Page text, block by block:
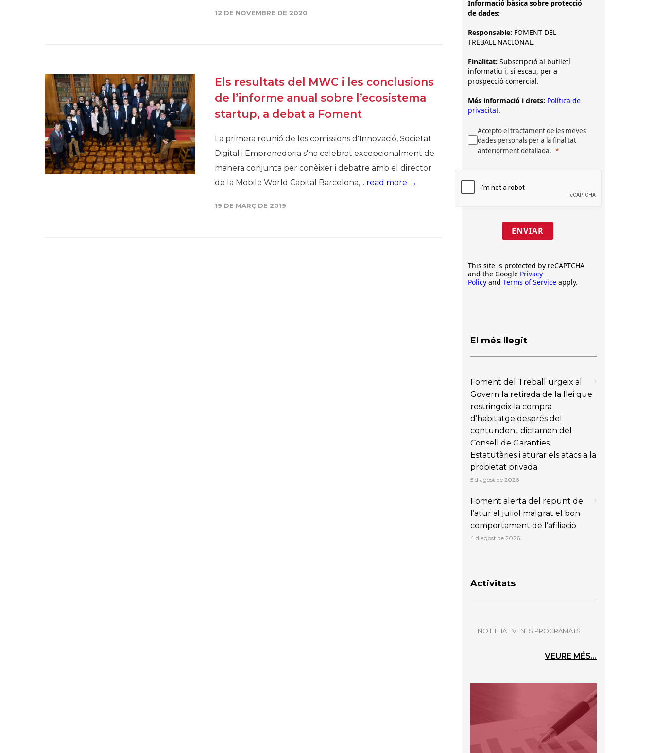
12 DE NOVEMBRE DE 2020
Els resultats del MWC i les conclusions
de l’informe anual sobre l’ecosistema
startup, a debat a Foment
La primera reunió de les comissions d'Innovació, Societat
Digital i Emprenedoria s'ha celebrat excepcionalment de
manera conjunta per conèixer i debatre amb el director
de la Mobile World Capital Barcelona,... read more →
19 DE MARÇ DE 2019
Informació bàsica sobre protecció
de dades:
Responsable: FOMENT DEL
TREBALL NACIONAL.
Finalitat: Subscripció al butlletí
informatiu i, si escau, per a
prospecció comercial.
Més informació i drets: Política de
privacitat.
Accepto el tractament de les meves
dades personals per a la finalitat
anteriorment detallada.
ENVIAR
This site is protected by reCAPTCHA
and the Google Privacy
Policy and Terms of Service apply.
El més llegit
Foment del Treball urgeix al
Govern la retirada de la llei que
restringeix la compra
d’habitatge després del
contundent dictamen del
Consell de Garanties
Estatutàries i aturar els atacs a la
propietat privada
5 d'agost de 2026
Foment alerta del repunt de
l’atur al juliol malgrat el bon
comportament de l’afiliació
4 d'agost de 2026
Activitats
NO HI HA EVENTS PROGRAMATS
VEURE MÉS...